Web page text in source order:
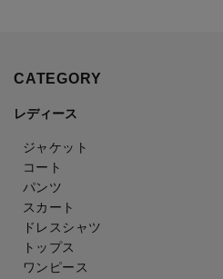
CATEGORY
レディース
ジャケット
コート
パンツ
スカート
ドレスシャツ
トップス
ワンピース